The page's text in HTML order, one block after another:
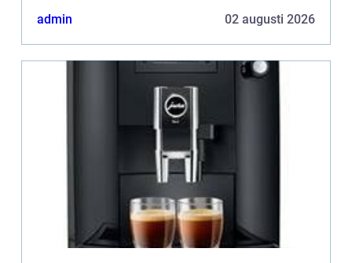
admin 02 augusti 2026